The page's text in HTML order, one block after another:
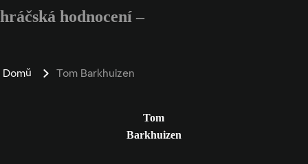
hráčská hodnocení –
Domů Tom Barkhuizen
Tom
Barkhuizen